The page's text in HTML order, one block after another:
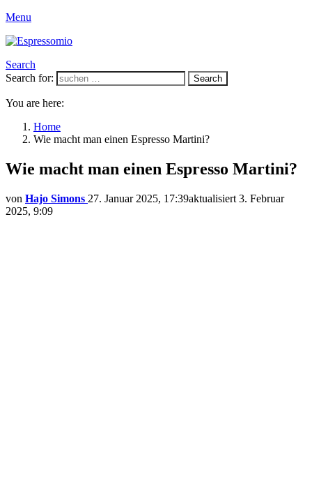
Menu
Search
Search for:
Search
You are here:
Home
Wie macht man einen Espresso Martini?
Wie macht man einen Espresso Martini?
von Hajo Simons 27. Januar 2025, 17:39aktualisiert 3. Februar
2025, 9:09